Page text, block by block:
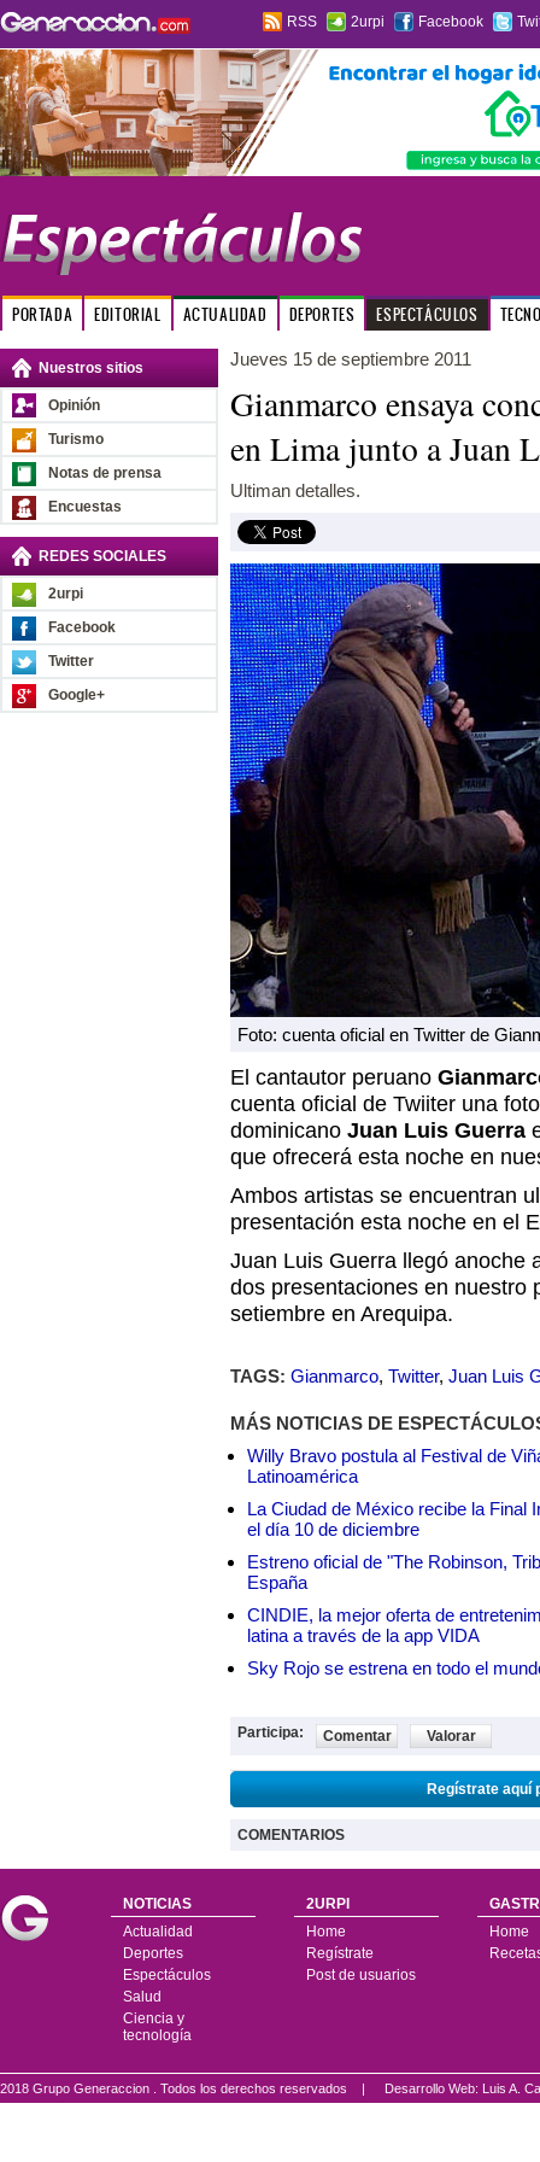
RSS 2urpi Facebook
PORTADA EDITORIAL ACTUALIDAD DEPORTES ESPECTÁCULOS
Nuestros sitios
Opinión
Turismo
Notas de prensa
Encuestas
REDES SOCIALES
2urpi
Facebook
Twitter
Google+
Jueves 15 de septiembre 2011
Gianmarco ensaya
en Lima junto a Juan
Ultiman detalles.
Foto: cuenta oficial en Twitter de
El cantautor peruano
cuenta oficial de Twiiter una
dominicano Juan Luis Guerra
que ofrecerá esta noche en
Ambos artistas se encuentran
presentación esta noche en el
Juan Luis Guerra llegó anoche
dos presentaciones en nuestro
setiembre en Arequipa.
TAGS: Gianmarco, Twitter, Juan Luis
MÁS NOTICIAS DE
Willy Bravo postula al Festival de
Latinoamérica
La Ciudad de México recibe la Final
el día 10 de diciembre
Estreno oficial de "The Robinson,
España
CINDIE, la mejor oferta de
latina a través de la app VIDA
Sky Rojo se estrena en todo el
Participa: Comentar Valorar
Regístrate aquí
COMENTARIOS
NOTICIAS
Actualidad
Deportes
Espectáculos
Salud
Ciencia y
tecnología
2URPI
Home
Regístrate
Post de usuarios
Home
2018 Grupo Generaccion . Todos los derechos reservados | Desarrollo Web: Luis